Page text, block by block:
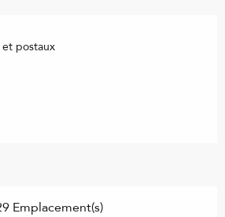
postaux
Emplacement(s)